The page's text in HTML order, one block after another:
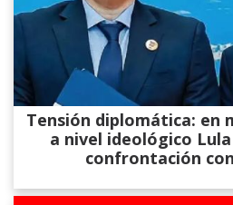
Tensión diplomática: en
a nivel ideológico
confrontación